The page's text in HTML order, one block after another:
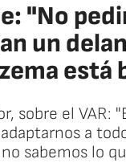
"No
un
está
sobre el VAR:
a
sabemos lo